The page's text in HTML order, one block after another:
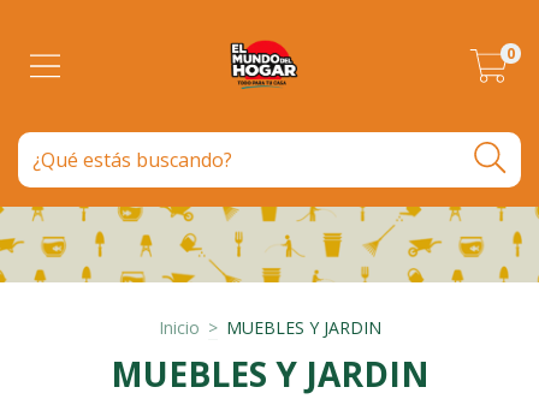
0
Inicio > MUEBLES Y JARDIN
MUEBLES Y JARDIN